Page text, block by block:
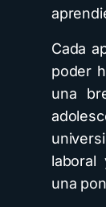
Cada
poder
una
laboral
una